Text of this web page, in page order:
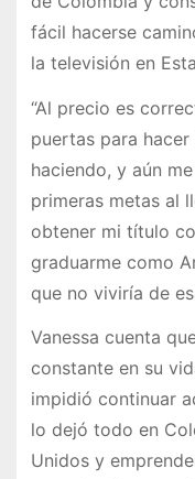
fácil hacerse
la televisión en
“Al precio es
puertas para
haciendo, y aún
primeras metas al
obtener mi título
graduarme como
que no viviría de
Vanessa cuenta
constante en su
impidió continuar
lo dejó todo en
Unidos y